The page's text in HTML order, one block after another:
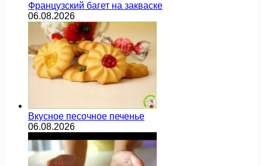
Французский багет на закваске
06.08.2026
Вкусное песочное печенье
06.08.2026